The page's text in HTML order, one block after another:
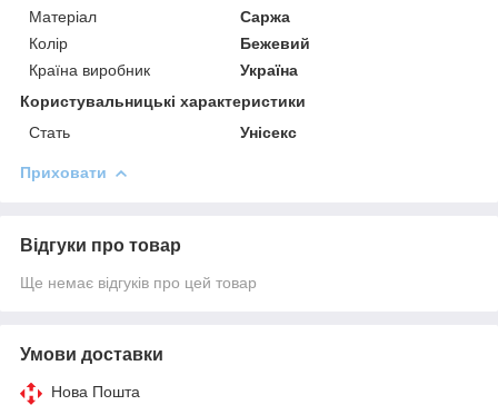
Матеріал
Саржа
Колір
Бежевий
Країна виробник
Україна
Користувальницькі характеристики
Стать
Унісекс
Приховати
Відгуки про товар
Ще немає відгуків про цей товар
Умови доставки
Нова Пошта